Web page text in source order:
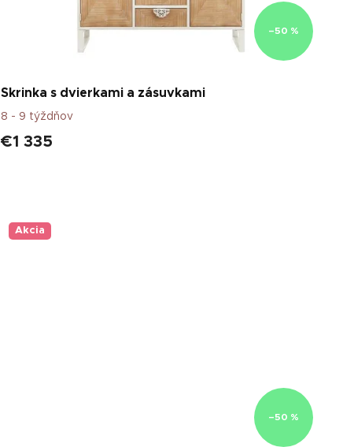
o
v
–50 %
Skrinka s dvierkami a zásuvkami
8 - 9 týždňov
€1 335
Akcia
–50 %